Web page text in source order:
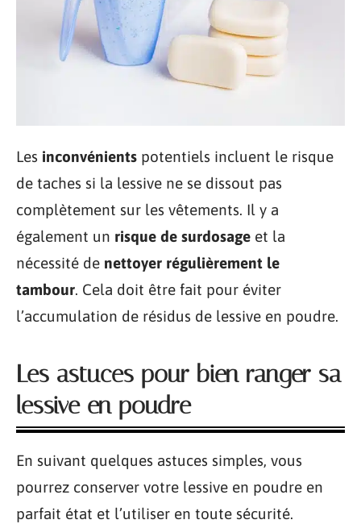
Les inconvénients potentiels incluent le risque
de taches si la lessive ne se dissout pas
complètement sur les vêtements. Il y a
également un risque de surdosage et la
nécessité de nettoyer régulièrement le
tambour. Cela doit être fait pour éviter
l’accumulation de résidus de lessive en poudre.
Les astuces pour bien ranger sa
lessive en poudre
En suivant quelques astuces simples, vous
pourrez conserver votre lessive en poudre en
parfait état et l’utiliser en toute sécurité.